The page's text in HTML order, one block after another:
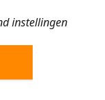
instellingen